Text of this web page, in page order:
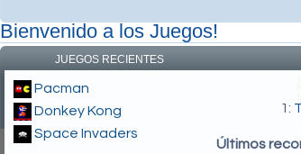
Bienvenido a los Juegos!
JUEGOS RECIENTES
Pacman
Donkey Kong
Space Invaders
1:
Últimos